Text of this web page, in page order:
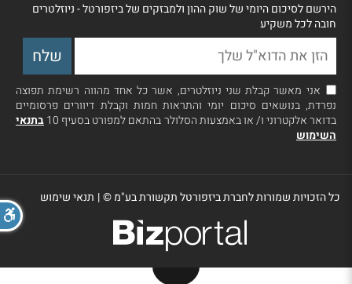
הירשם לסיכום היומי של שוק ההון ולמבזקים של ביזפורטל - ניוזלטרים
חובה לכל משקיע
אני מאשר קבלת שני ניוזלטרים, אשר כל אחד מהווה רשימת תפוצה
נפרדת, בנושאים סיכום יומי והתראות חמות וקבלת דיוורים פרסומיים
בדואר אלקטרוני ו/ או באמצעות הסלולר בהתאם למפורט בסעיף 10
בתנאי
השימוש
כל הזכויות שמורות לחברת ביזפורטל תקשורת בע"מ ©| תנאי שימוש